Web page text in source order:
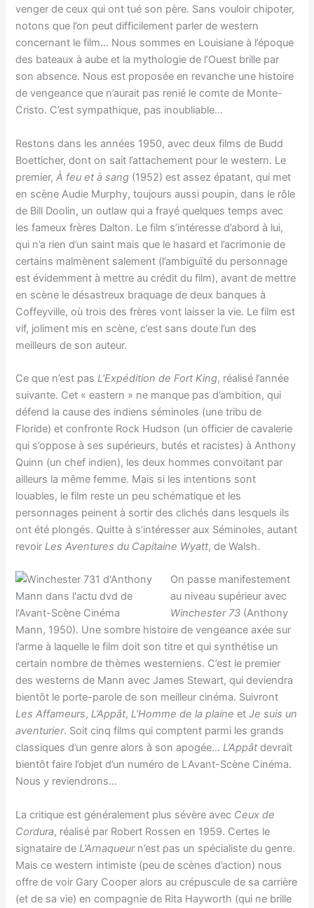
venger de ceux qui ont tué son père. Sans vouloir chipoter,
notons que l’on peut difficilement parler de western
concernant le film… Nous sommes en Louisiane à l’époque
des bateaux à aube et la mythologie de l’Ouest brille par
son absence. Nous est proposée en revanche une histoire
de vengeance que n’aurait pas renié le comte de Monte-
Cristo. C’est sympathique, pas inoubliable…
Restons dans les années 1950, avec deux films de Budd
Boetticher, dont on sait l’attachement pour le western. Le
premier,À feu et à sang (1952) est assez épatant, qui met
en scène Audie Murphy, toujours aussi poupin, dans le rôle
de Bill Doolin, un outlaw qui a frayé quelques temps avec
les fameux frères Dalton. Le film s’intéresse d’abord à lui,
qui n’a rien d’un saint mais que le hasard et l’acrimonie de
certains malmènent salement (l’ambiguïté du personnage
est évidemment à mettre au crédit du film), avant de mettre
en scène le désastreux braquage de deux banques à
Coffeyville, où trois des frères vont laisser la vie. Le film est
vif, joliment mis en scène, c’est sans doute l’un des
meilleurs de son auteur.
Ce que n’est pasL’Expédition de Fort King, réalisé l’année
suivante. Cet « eastern » ne manque pas d’ambition, qui
défend la cause des indiens séminoles (une tribu de
Floride) et confronte Rock Hudson (un officier de cavalerie
qui s’oppose à ses supérieurs, butés et racistes) à Anthony
Quinn (un chef indien), les deux hommes convoitant par
ailleurs la même femme. Mais si les intentions sont
louables, le film reste un peu schématique et les
personnages peinent à sortir des clichés dans lesquels ils
ont été plongés. Quitte à s’intéresser aux Séminoles, autant
revoirLes Aventures du Capitaine Wyatt, de Walsh.
On passe manifestement
au niveau supérieur avec
Winchester 73 (Anthony
Mann, 1950). Une sombre histoire de vengeance axée sur
l’arme à laquelle le film doit son titre et qui synthétise un
certain nombre de thèmes westerniens. C’est le premier
des westerns de Mann avec James Stewart, qui deviendra
bientôt le porte-parole de son meilleur cinéma. Suivront
Les Affameurs,L’Appât,L’Homme de la plaine etJe suis un
aventurier. Soit cinq films qui comptent parmi les grands
classiques d’un genre alors à son apogée…L’Appât devrait
bientôt faire l’objet d’un numéro de LAvant-Scène Cinéma.
Nous y reviendrons…
La critique est généralement plus sévère avec Ceux de
Cordura, réalisé par Robert Rossen en 1959. Certes le
signataire de L’Arnaqueurn’est pas un spécialiste du genre.
Mais ce western intimiste (peu de scènes d’action) nous
offre de voir Gary Cooper alors au crépuscule de sa carrière
(et de sa vie) en compagnie de Rita Hayworth (qui ne brille